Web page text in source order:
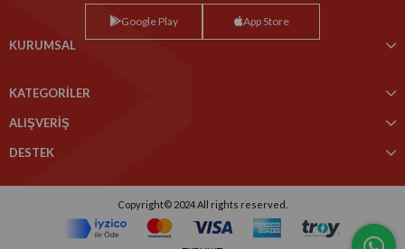
Google Play App Store
KURUMSAL
KATEGORİLER
ALIŞVERİŞ
DESTEK
Copyright© 2024 All rights reserved.